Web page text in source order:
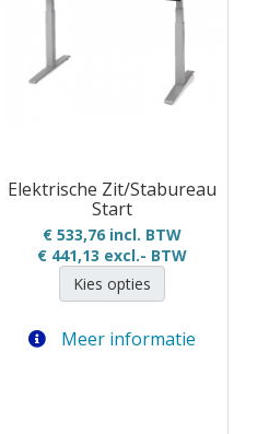
Elektrische Zit/Stabureau
Start
€ 533,76 incl. BTW
€ 441,13 excl.- BTW
Kies opties
Meer informatie